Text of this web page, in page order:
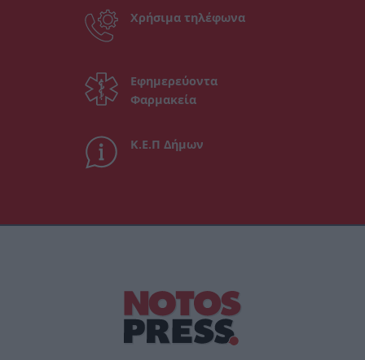
Χρήσιμα τηλέφωνα
Εφημερεύοντα
Φαρμακεία
Κ.Ε.Π Δήμων